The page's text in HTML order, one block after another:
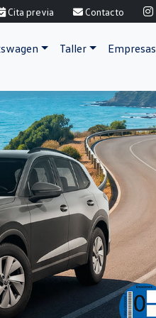
Cita previa Contacto
Taller Empresas